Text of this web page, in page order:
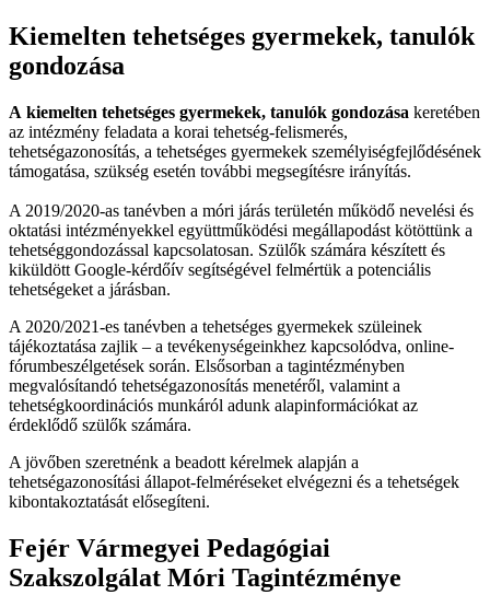
Kiemelten tehetséges gyermekek, tanulók
gondozása
A kiemelten tehetséges gyermekek, tanulók gondozása keretében
az intézmény feladata a korai tehetség-felismerés,
tehetségazonosítás, a tehetséges gyermekek személyiségfejlődésének
támogatása, szükség esetén további megsegítésre irányítás.
A 2019/2020-as tanévben a móri járás területén működő nevelési és
oktatási intézményekkel együttműködési megállapodást kötöttünk a
tehetséggondozással kapcsolatosan. Szülők számára készített és
kiküldött Google-kérdőív segítségével felmértük a potenciális
tehetségeket a járásban.
A 2020/2021-es tanévben a tehetséges gyermekek szüleinek
tájékoztatása zajlik – a tevékenységeinkhez kapcsolódva, online-
fórumbeszélgetések során. Elsősorban a tagintézményben
megvalósítandó tehetségazonosítás menetéről, valamint a
tehetségkoordinációs munkáról adunk alapinformációkat az
érdeklődő szülők számára.
A jövőben szeretnénk a beadott kérelmek alapján a
tehetségazonosítási állapot-felméréseket elvégezni és a tehetségek
kibontakoztatását elősegíteni.
Fejér Vármegyei Pedagógiai
Szakszolgálat Móri Tagintézménye